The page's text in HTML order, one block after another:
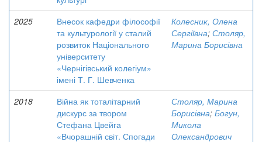
2025
Внесок кафедри філософії
та культурології у сталий
розвиток Національного
університету
«Чернігівський колегіум»
імені Т. Г. Шевченка
Колесник, Олена
Сергіївна; Столяр,
Марина Борисівна
2018
Війна як тоталітарний
дискурс за твором
Стефана Цвейга
«Вчорашній світ. Спогади
Столяр, Марина
Борисівна; Богун,
Микола
Олександрович